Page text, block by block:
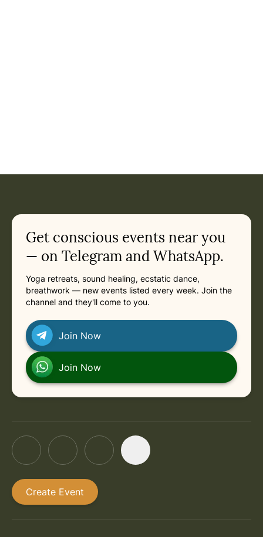
Get conscious events near you
— on Telegram and WhatsApp.
Yoga retreats, sound healing, ecstatic dance,
breathwork — new events listed every week. Join the
channel and they'll come to you.
Join Now
Join Now
Create Event